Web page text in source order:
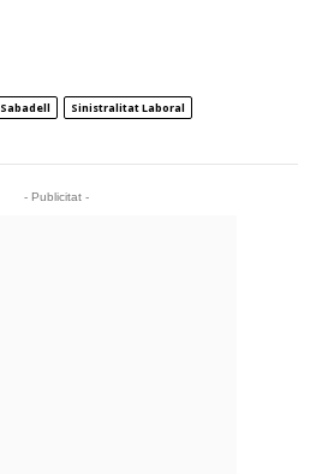
Sabadell
Sinistralitat Laboral
- Publicitat -